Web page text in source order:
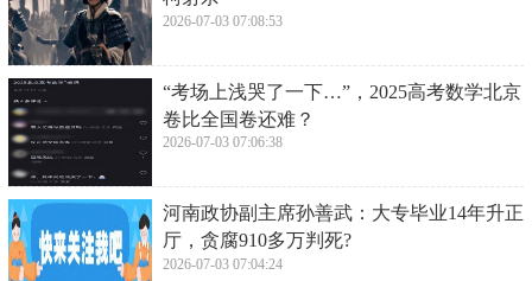
上一篇：​甘宁是怎么死的？竟被武功低微的蛮王沙摩柯射杀
下一篇：
​历经5小时，徒步登庐山之五老峰
​甘宁是怎么死的？竟被武功低微的蛮王沙摩
柯射杀